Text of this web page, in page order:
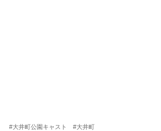
#大井町公園キャスト
#大井町